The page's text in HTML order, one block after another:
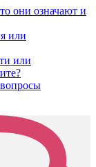
они означают и
или
или